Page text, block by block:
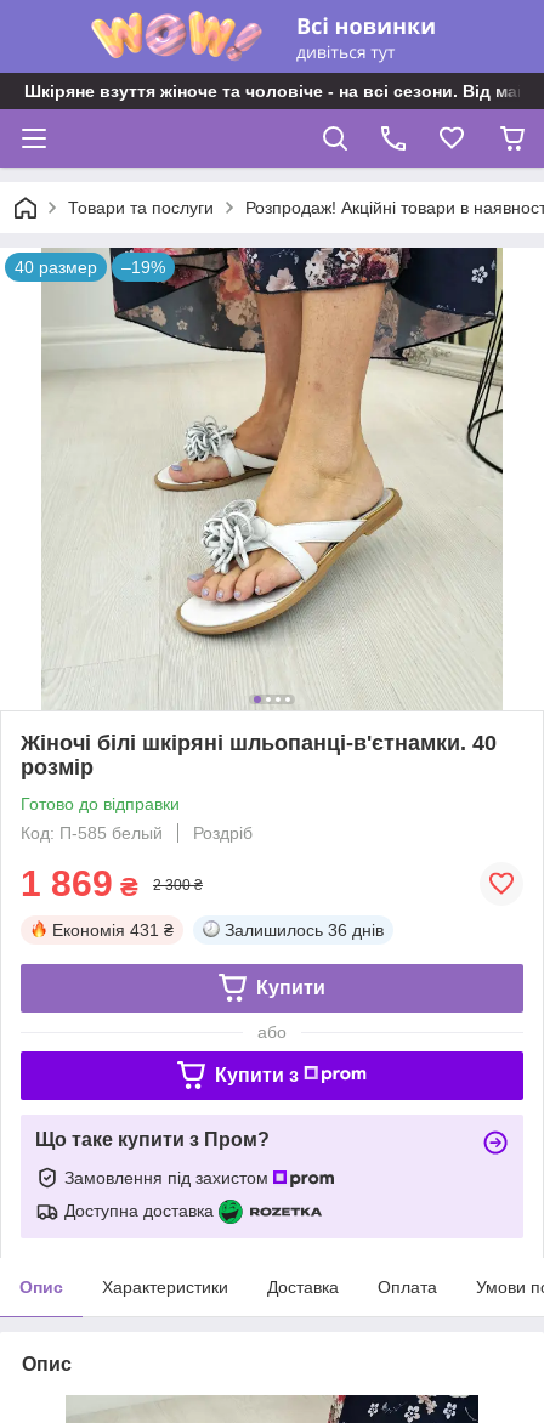
Шкіряне взуття жіноче та чоловіче - на всі сезони. Від
Товари та послуги Розпродаж! Акційні товари в
40 размер –19%
Жіночі білі шкіряні шльопанці-в'єтнамки. 40
розмір
Готово до відправки
Код: П-585 белый
Роздріб
1 869 ₴ 2 300 ₴
Економія 431 ₴ Залишилось 36 днів
Купити
або
Купити з
Що таке купити з Пром?
Замовлення під захистом
Доступна доставка
Опис Характеристики Доставка Оплата Умови
Опис